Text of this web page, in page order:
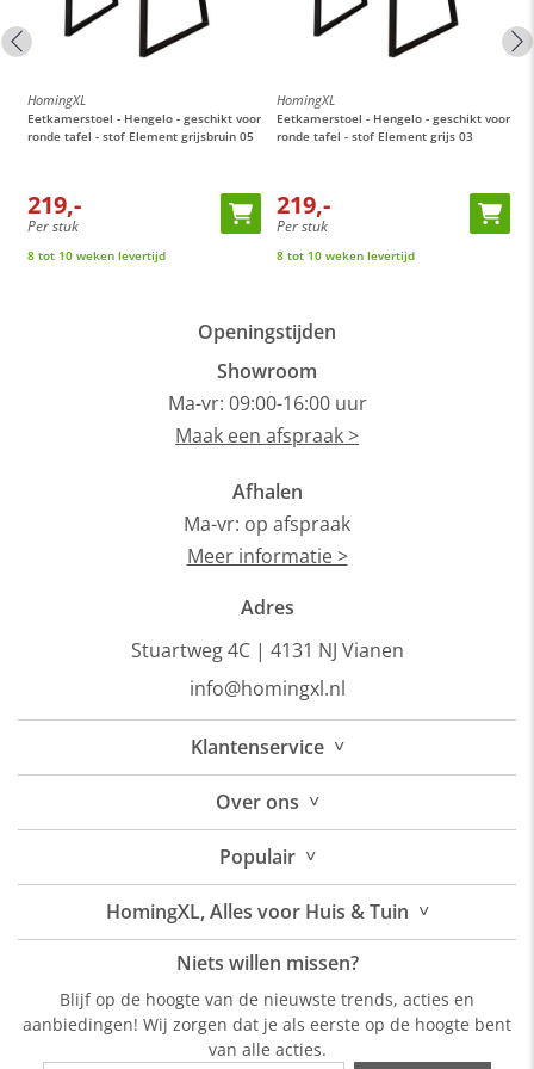
HomingXL
Eetkamerstoel - Hengelo - geschikt voor
ronde tafel - stof Element grijsbruin 05
219,-
Per stuk
8 tot 10 weken levertijd
HomingXL
Eetkamerstoel - Hengelo - geschikt voor
ronde tafel - stof Element grijs 03
219,-
Per stuk
8 tot 10 weken levertijd
Openingstijden
Showroom
Ma-vr: 09:00-16:00 uur
Maak een afspraak >
Afhalen
Ma-vr: op afspraak
Meer informatie >
Adres
Stuartweg 4C | 4131 NJ Vianen
info@homingxl.nl
Klantenservice ˅
Overons ˅
Populair ˅
HomingXL, Alles voor Huis & Tuin ˅
Niets willen missen?
Blijf op de hoogte van de nieuwste trends, acties en
aanbiedingen! Wij zorgen dat je als eerste op de hoogte bent
van alle acties.